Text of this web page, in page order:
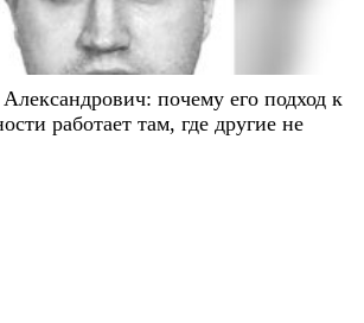
почему его подход к
работает там, где другие не